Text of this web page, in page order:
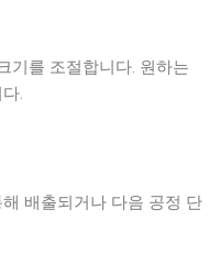
기를 조절합니다. 원하는
.
배출되거나 다음 공정 단